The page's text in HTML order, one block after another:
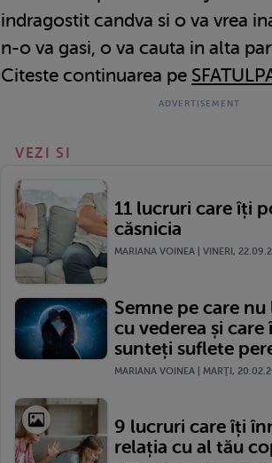
indragostit candva si o va vrea
n-o va gasi, o va cauta in alta
Citeste continuarea pe
VEZI SI
11 lucruri care îți
căsnicia
MARIANA VOINEA | VINERI,
Semne pe care
cu vederea și care
sunteți suflete
MARIANA VOINEA | MARŢI,
9 lucruri care îți
relația cu al tău